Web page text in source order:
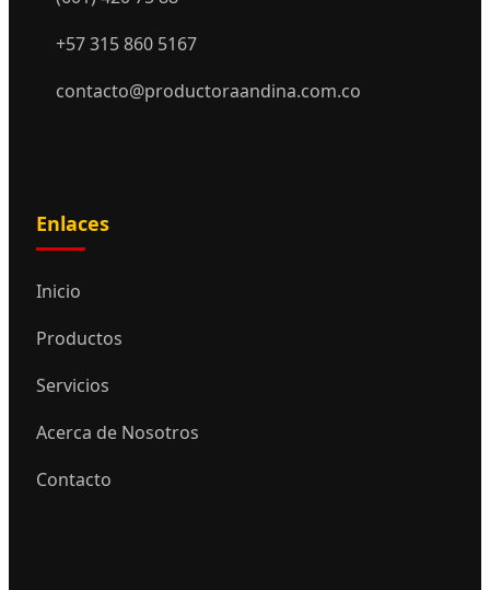
+57 315 860 5167
contacto@productoraandina.com.co
Enlaces
Inicio
Productos
Servicios
Acerca de Nosotros
Contacto